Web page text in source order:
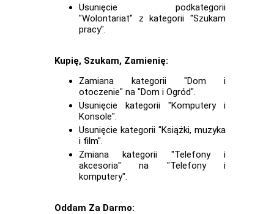
Usunięcie podkategorii
"Wolontariat" z kategorii "Szukam
pracy".
Kupię, Szukam, Zamienię:
Zamiana kategorii "Dom i
otoczenie" na "Dom i Ogród".
Usunięcie kategorii "Komputery i
Konsole".
Usunięcie kategorii "Książki, muzyka
i film".
Zmiana kategorii "Telefony i
akcesoria" na "Telefony i
komputery".
Oddam Za Darmo: